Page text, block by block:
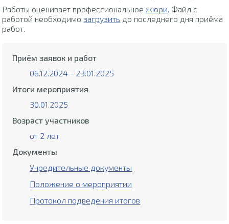
Работы оценивает профессиональное жюри. Файл с
работой необходимо загрузить до последнего дня приёма
работ.
Приём заявок и работ
06.12.2024 - 23.01.2025
Итоги мероприятия
30.01.2025
Возраст участников
от 2 лет
Документы
Учредительные документы
Положение о мероприятии
Протокол подведения итогов